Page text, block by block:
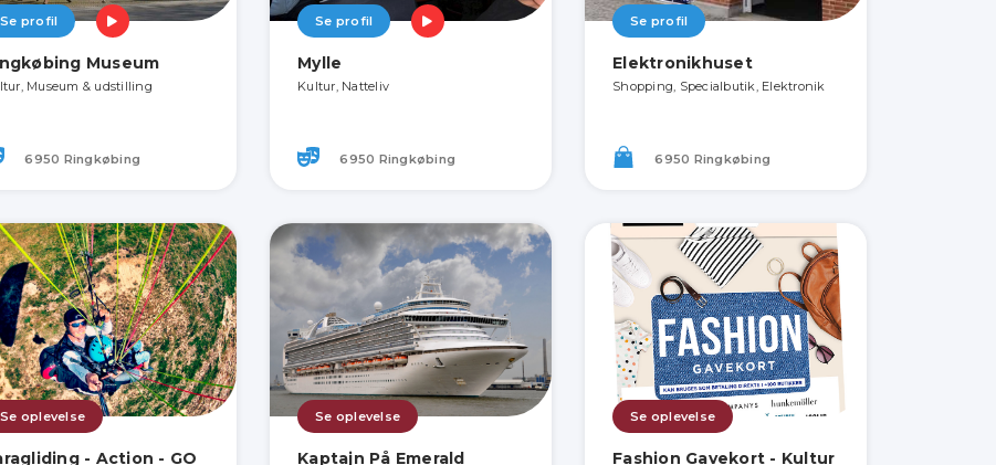
Se profil
Museum
Museum & udstilling
6950 Ringkøbing
Se profil
Mylle
Kultur, Natteliv
6950 Ringkøbing
Se profil
Elektronikhuset
Shopping, Specialbutik, Elektronik
6950 Ringkøbing
Se oplevelse
- Action - GO
Se oplevelse
Kaptajn På Emerald
Se oplevelse
Fashion Gavekort - Kultur